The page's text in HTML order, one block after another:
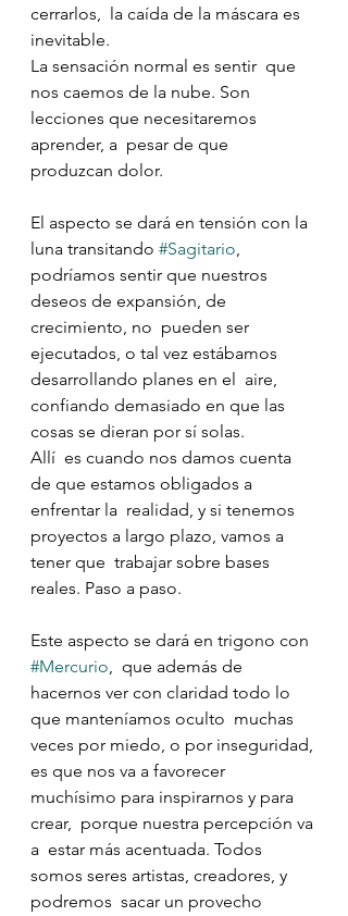
cerrarlos,  la caída de la máscara es
inevitable.
La sensación normal es sentir  que
nos caemos de la nube. Son
lecciones que necesitaremos
aprender, a  pesar de que
produzcan dolor.
El aspecto se dará en tensión con la
luna transitando #Sagitario,
podríamos sentir que nuestros
deseos de expansión, de
crecimiento, no  pueden ser
ejecutados, o tal vez estábamos
desarrollando planes en el  aire,
confiando demasiado en que las
cosas se dieran por sí solas.
Allí  es cuando nos damos cuenta
de que estamos obligados a
enfrentar la  realidad, y si tenemos
proyectos a largo plazo, vamos a
tener que  trabajar sobre bases
reales. Paso a paso.
Este aspecto se dará en trigono con
#Mercurio,  que además de
hacernos ver con claridad todo lo
que manteníamos oculto  muchas
veces por miedo, o por inseguridad,
es que nos va a favorecer
muchísimo para inspirarnos y para
crear,  porque nuestra percepción va
a  estar más acentuada. Todos
somos seres artistas, creadores, y
podremos  sacar un provecho